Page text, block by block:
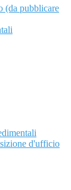
(da pubblicare
d'ufficio